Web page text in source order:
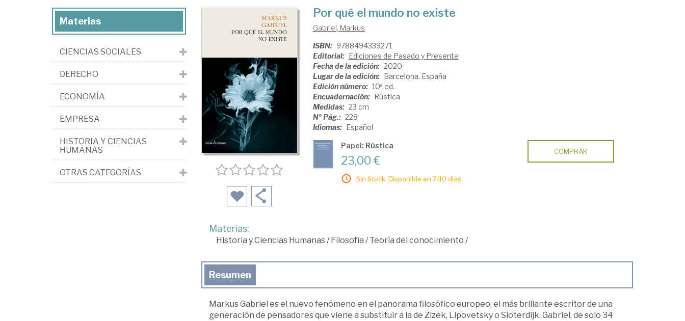
Por qué el mundo no existe
Gabriel, Markus
ISBN: 9788494339271
Editorial: Ediciones de Pasado y Presente
Fecha de la edición: 2020
Lugar de la edición: Barcelona. España
Edición número: 10ª ed.
Encuadernación: Rústica
Medidas: 23 cm
Nº Pág.: 228
Idiomas: Español
Papel: Rústica
23,00 €
Sin Stock. Disponible en 7/10 días.
COMPRAR
Materias:
Historia y Ciencias Humanas/ Filosofía /Teoría del conocimiento /
Resumen
Markus Gabriel es el nuevo fenómeno en el panorama filosófico europeo; el más brillante escritor de una
generación de pensadores que viene a substituir a la de Zizek, Lipovetsky o Sloterdijk. Gabriel, de solo 34
Materias
CIENCIAS SOCIALES
DERECHO
ECONOMÍA
EMPRESA
HISTORIA Y CIENCIAS
HUMANAS
OTRAS CATEGORÍAS